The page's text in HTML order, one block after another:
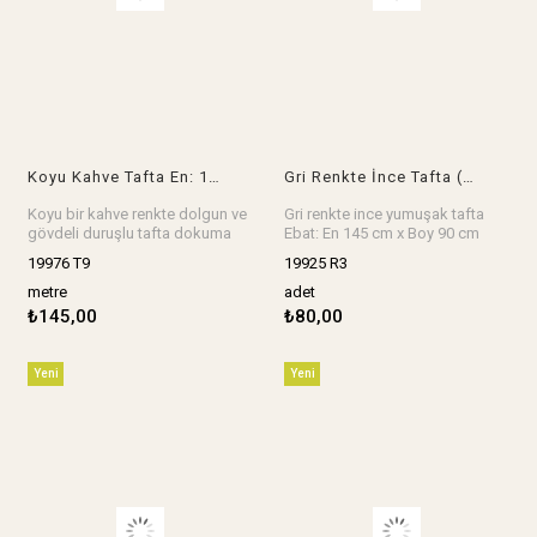
Koyu Kahve Tafta En: 150
Koyu bir kahve renkte dolgun ve
gövdeli duruşlu tafta dokuma
Stok birimi metredir.
19976 T9
metre
₺145,00
Gri Renkte İnce Tafta (En 145 cm x Boy 90 cm)
Gri renkte ince yumuşak tafta
Ebat: En 145 cm x Boy 90 cm
19925 R3
adet
₺80,00
Yeni
Yeni